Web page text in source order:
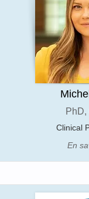
Clinical
En